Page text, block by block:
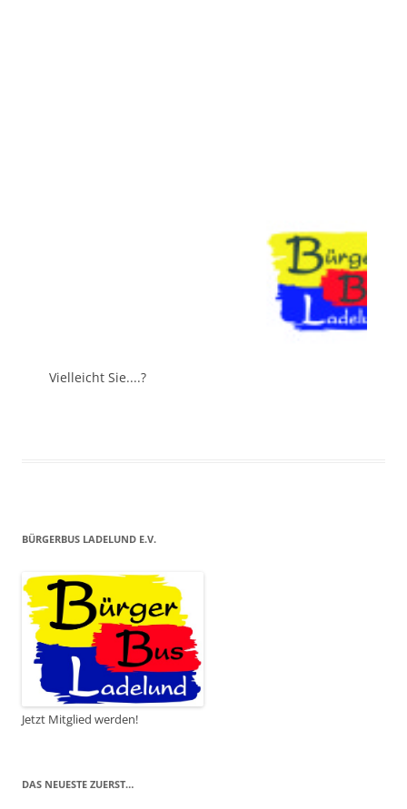
Vielleicht Sie....?
BÜRGERBUS LADELUND E.V.
Jetzt Mitglied werden!
DAS NEUESTE ZUERST…